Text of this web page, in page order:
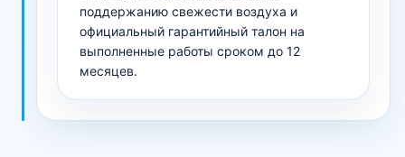
поддержанию свежести воздуха и
официальный гарантийный талон на
выполненные работы сроком до 12
месяцев.